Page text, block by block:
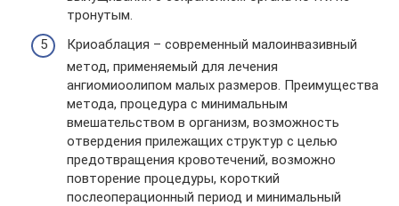
тронутым.
Криоаблация – современный малоинвазивный
метод, применяемый для лечения
ангиомиоолипом малых размеров. Преимущества
метода, процедура с минимальным
вмешательством в организм, возможность
отвердения прилежащих структур с целью
предотвращения кровотечений, возможно
повторение процедуры, короткий
послеоперационный период и минимальный